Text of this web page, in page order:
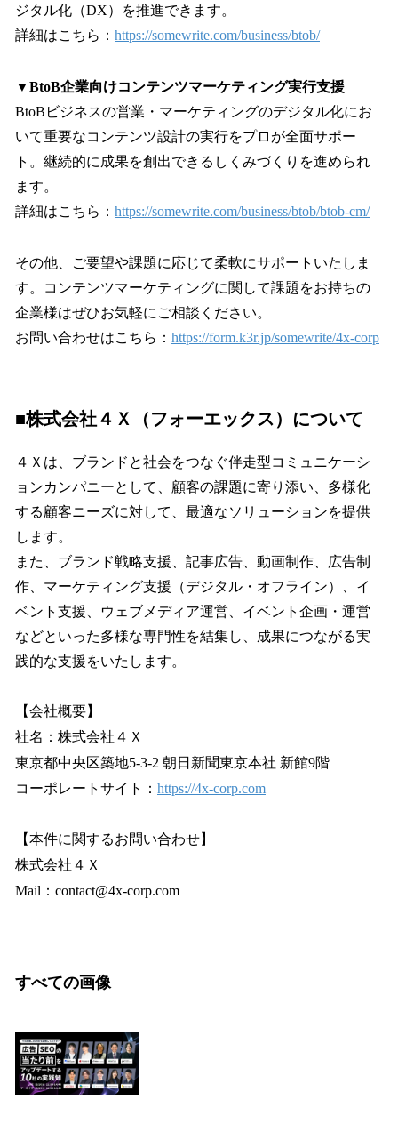
ジタル化（DX）を推進できます。
詳細はこちら： https://somewrite.com/business/btob/
▼BtoB企業向けコンテンツマーケティング実行支援
BtoBビジネスの営業・マーケティングのデジタル化にお
いて重要なコンテンツ設計の実行をプロが全面サポー
ト。継続的に成果を創出できるしくみづくりを進められ
ます。
詳細はこちら： https://somewrite.com/business/btob/btob-cm/
その他、ご要望や課題に応じて柔軟にサポートいたしま
す。コンテンツマーケティングに関して課題をお持ちの
企業様はぜひお気軽にご相談ください。
お問い合わせはこちら： https://form.k3r.jp/somewrite/4x-corp
■株式会社４Ｘ（フォーエックス）について
４Ｘは、ブランドと社会をつなぐ伴走型コミュニケーシ
ョンカンパニーとして、顧客の課題に寄り添い、多様化
する顧客ニーズに対して、最適なソリューションを提供
します。
また、ブランド戦略支援、記事広告、動画制作、広告制
作、マーケティング支援（デジタル・オフライン）、イ
ベント支援、ウェブメディア運営、イベント企画・運営
などといった多様な専門性を結集し、成果につながる実
践的な支援をいたします。
【会社概要】
社名：株式会社４Ｘ
東京都中央区築地5-3-2 朝日新聞東京本社 新館9階
コーポレートサイト： https://4x-corp.com
【本件に関するお問い合わせ】
株式会社４Ｘ
Mail：contact@4x-corp.com
すべての画像